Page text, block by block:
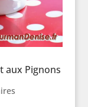
aux Pignons